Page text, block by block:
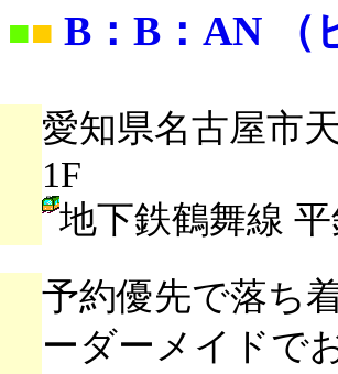
■■ B：B：AN （
愛知県名古屋市
1F
地下鉄鶴舞線 平
予約優先で落ち
ーダーメイドで